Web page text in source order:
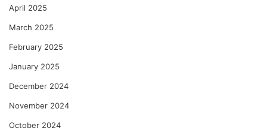
April 2025
March 2025
February 2025
January 2025
December 2024
November 2024
October 2024